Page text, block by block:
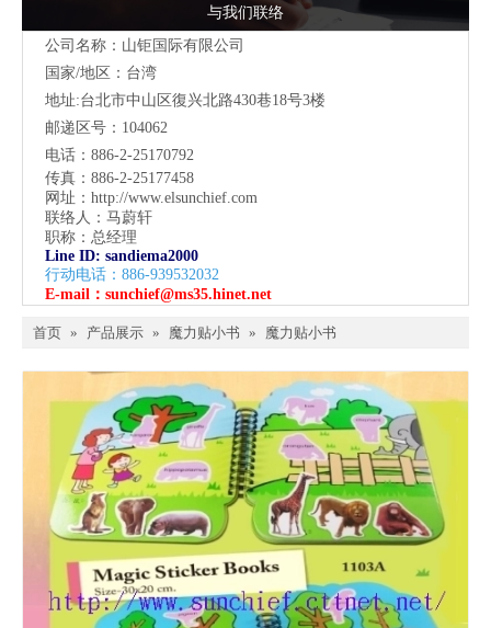
与我们联络
公司名称：山钜国际有限公司
国家/地区：台湾
地址:台北市中山区復兴北路430巷18号3楼
邮递区号：104062
电话：886-2-25170792
传真：886-2-25177458
网址： http://www.elsunchief.com
联络人：马蔚轩
职称：总经理
Line ID: sandiema2000
行动电话：886-939532032
E-mail： sunchief@ms35.hinet.net
首页 » 产品展示 » 魔力贴小书 » 魔力贴小书